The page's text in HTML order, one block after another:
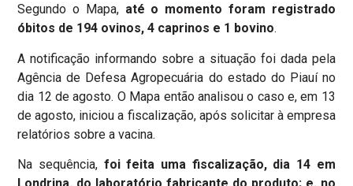
Segundo o Mapa, até o momento foram registrado
óbitos de 194 ovinos, 4 caprinos e 1 bovino.
A notificação informando sobre a situação foi dada pela
Agência de Defesa Agropecuária do estado do Piauí no
dia 12 de agosto. O Mapa então analisou o caso e, em 13
de agosto, iniciou a fiscalização, após solicitar à empresa
relatórios sobre a vacina.
Na sequência, foi feita uma fiscalização, dia 14 em